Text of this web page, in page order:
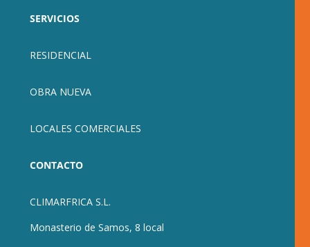
SERVICIOS
RESIDENCIAL
OBRA NUEVA
LOCALES COMERCIALES
CONTACTO
CLIMARFRICA S.L.
Monasterio de Samos, 8 local